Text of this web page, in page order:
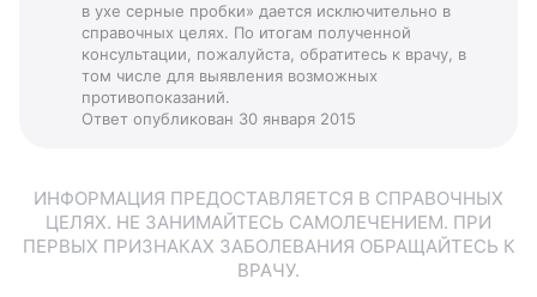
в ухе серные пробки» дается исключительно в
справочных целях. По итогам полученной
консультации, пожалуйста, обратитесь к врачу, в
том числе для выявления возможных
противопоказаний.
Ответ опубликован 30 января 2015
ИНФОРМАЦИЯ ПРЕДОСТАВЛЯЕТСЯ В СПРАВОЧНЫХ
ЦЕЛЯХ. НЕ ЗАНИМАЙТЕСЬ САМОЛЕЧЕНИЕМ. ПРИ
ПЕРВЫХ ПРИЗНАКАХ ЗАБОЛЕВАНИЯ ОБРАЩАЙТЕСЬ К
ВРАЧУ.